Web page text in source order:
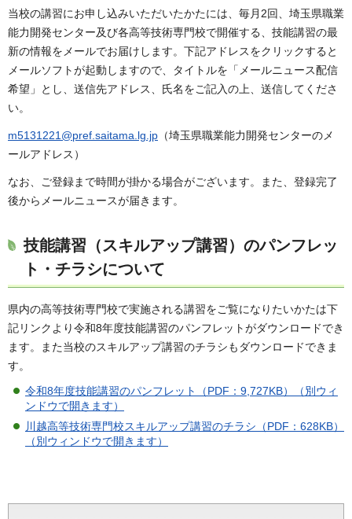
当校の講習にお申し込みいただいたかたには、毎月2回、埼玉県職業
能力開発センター及び各高等技術専門校で開催する、技能講習の最
新の情報をメールでお届けします。下記アドレスをクリックすると
メールソフトが起動しますので、タイトルを「メールニュース配信
希望」とし、送信先アドレス、氏名をご記入の上、送信してくださ
い。
m5131221@pref.saitama.lg.jp （埼玉県職業能力開発センターのメ
ールアドレス）
なお、ご登録まで時間が掛かる場合がございます。また、登録完了
後からメールニュースが届きます。
技能講習（スキルアップ講習）のパンフレッ
ト・チラシについて
県内の高等技術専門校で実施される講習をご覧になりたいかたは下
記リンクより令和8年度技能講習のパンフレットがダウンロードでき
ます。また当校のスキルアップ講習のチラシもダウンロードできま
す。
令和8年度技能講習のパンフレット（PDF：9,727KB）（別ウィ
ンドウで開きます）
川越高等技術専門校スキルアップ講習のチラシ（PDF：628KB）
（別ウィンドウで開きます）